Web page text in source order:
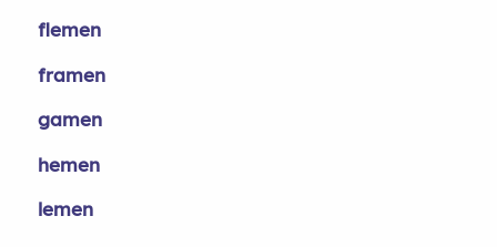
flemen
framen
gamen
hemen
lemen